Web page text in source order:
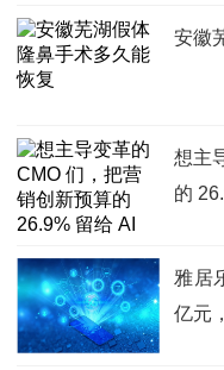
安徽
想主
的
雅居
亿元